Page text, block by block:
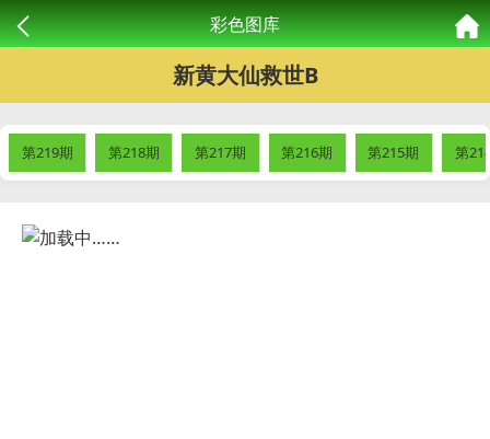
彩色图库
新黄大仙救世B
第219期 第218期 第217期 第216期 第215期 第